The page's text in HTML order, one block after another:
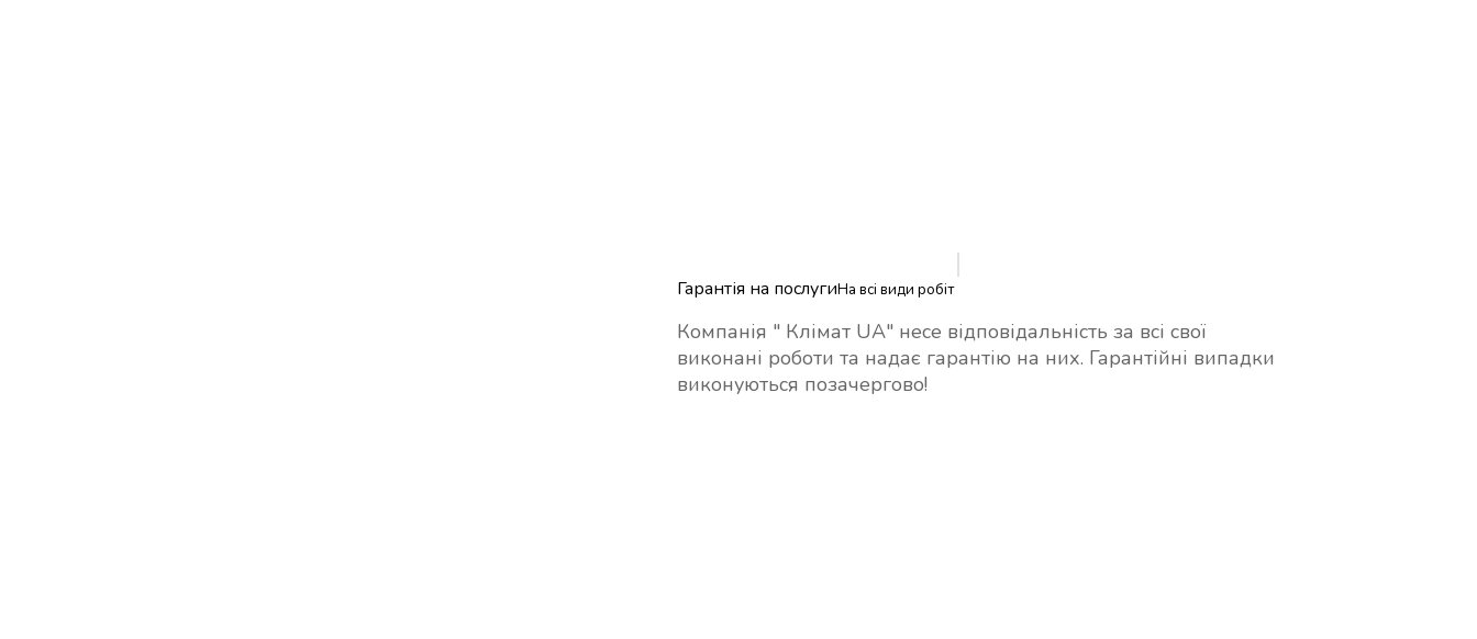
Гарантія на послугиНа всі види робіт
Компанія " Клімат UA" несе відповідальність за всі свої
виконані роботи та надає гарантію на них. Гарантійні випадки
виконуються позачергово!